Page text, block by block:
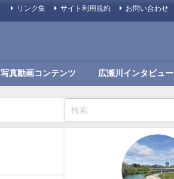
リンク集 サイト利用規約 お問い合わせ
写真動画コンテンツ 広瀬川インタビュー